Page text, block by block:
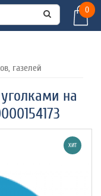
0
газелей
на
ХИТ